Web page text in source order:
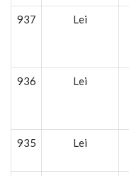
937 Lei
936 Lei
935 Lei